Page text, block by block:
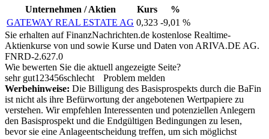
Unternehmen / Aktien Kurs
%
GATEWAY REAL ESTATE AG 0,323 -9,01 %
Sie erhalten auf FinanzNachrichten.de kostenlose Realtime-
Aktienkurse von und sowie Kurse und Daten von ARIVA.DE AG.
FNRD-2.627.0
Wie bewerten Sie die aktuell angezeigte Seite?
sehr gut1 23456schlecht
Problem melden
Werbehinweise: Die Billigung des Basisprospekts durch die BaFin
ist nicht als ihre Befürwortung der angebotenen Wertpapiere zu
verstehen. Wir empfehlen Interessenten und potenziellen Anlegern
den Basisprospekt und die Endgültigen Bedingungen zu lesen,
bevor sie eine Anlageentscheidung treffen, um sich möglichst